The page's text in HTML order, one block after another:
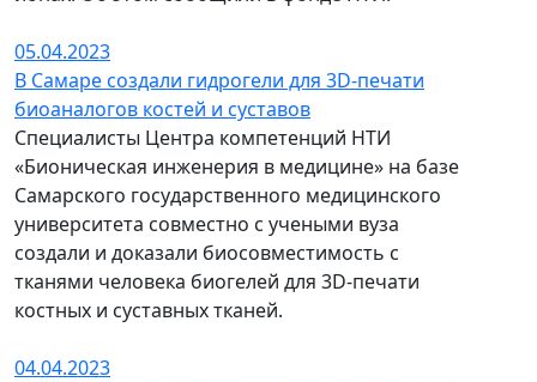
05.04.2023
В Самаре создали гидрогели для 3D-печати
биоаналогов костей и суставов
Специалисты Центра компетенций НТИ
«Бионическая инженерия в медицине» на базе
Самарского государственного медицинского
университета совместно с учеными вуза
создали и доказали биосовместимость с
тканями человека биогелей для 3D-печати
костных и суставных тканей.
04.04.2023